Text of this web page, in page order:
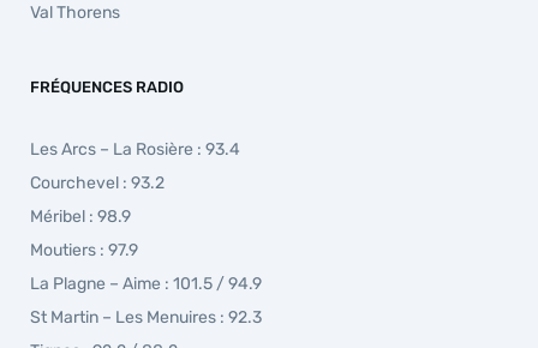
Val Thorens
FRÉQUENCES RADIO
Les Arcs – La Rosière : 93.4
Courchevel : 93.2
Méribel : 98.9
Moutiers : 97.9
La Plagne – Aime : 101.5 / 94.9
St Martin – Les Menuires : 92.3